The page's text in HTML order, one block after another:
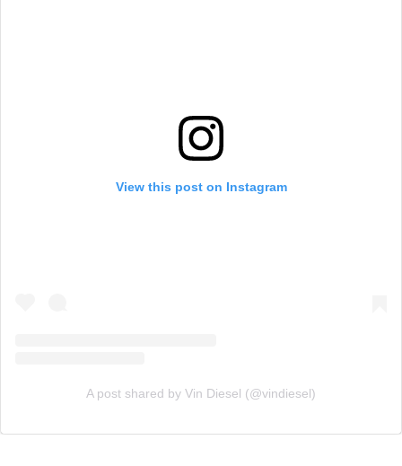
View this post on Instagram
A post shared by Vin Diesel (@vindiesel)